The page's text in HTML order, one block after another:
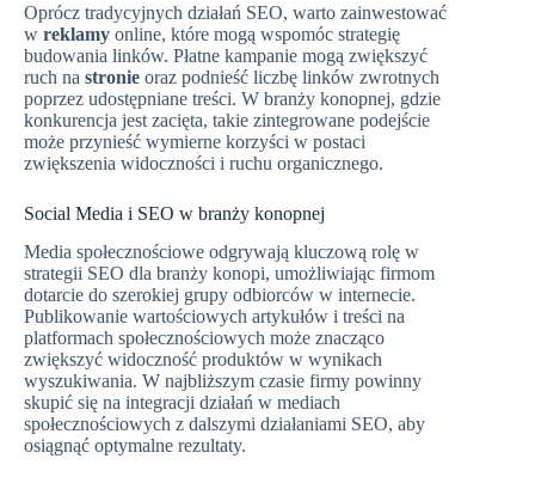
Oprócz tradycyjnych działań SEO, warto zainwestować
w reklamy online, które mogą wspomóc strategię
budowania linków. Płatne kampanie mogą zwiększyć
ruch na stronie oraz podnieść liczbę linków zwrotnych
poprzez udostępniane treści. W branży konopnej, gdzie
konkurencja jest zacięta, takie zintegrowane podejście
może przynieść wymierne korzyści w postaci
zwiększenia widoczności i ruchu organicznego.
Social Media i SEO w branży konopnej
Media społecznościowe odgrywają kluczową rolę w
strategii SEO dla branży konopi, umożliwiając firmom
dotarcie do szerokiej grupy odbiorców w internecie.
Publikowanie wartościowych artykułów i treści na
platformach społecznościowych może znacząco
zwiększyć widoczność produktów w wynikach
wyszukiwania. W najbliższym czasie firmy powinny
skupić się na integracji działań w mediach
społecznościowych z dalszymi działaniami SEO, aby
osiągnąć optymalne rezultaty.